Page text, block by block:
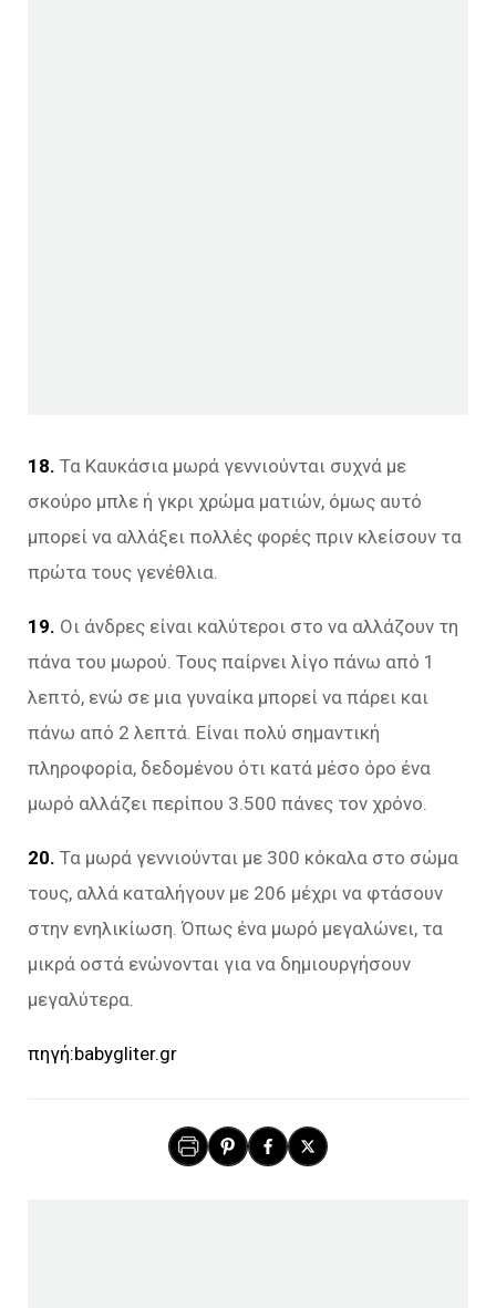
18. Τα Καυκάσια μωρά γεννιούνται συχνά με
σκούρο μπλε ή γκρι χρώμα ματιών, όμως αυτό
μπορεί να αλλάξει πολλές φορές πριν κλείσουν τα
πρώτα τους γενέθλια.
19. Οι άνδρες είναι καλύτεροι στο να αλλάζουν τη
πάνα του μωρού. Τους παίρνει λίγο πάνω από 1
λεπτό, ενώ σε μια γυναίκα μπορεί να πάρει και
πάνω από 2 λεπτά. Είναι πολύ σημαντική
πληροφορία, δεδομένου ότι κατά μέσο όρο ένα
μωρό αλλάζει περίπου 3.500 πάνες τον χρόνο.
20. Τα μωρά γεννιούνται με 300 κόκαλα στο σώμα
τους, αλλά καταλήγουν με 206 μέχρι να φτάσουν
στην ενηλικίωση. Όπως ένα μωρό μεγαλώνει, τα
μικρά οστά ενώνονται για να δημιουργήσουν
μεγαλύτερα.
πηγή:babygliter.gr